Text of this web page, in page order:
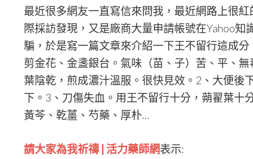
最近很多網友一直寫信來問我，最近網路上很
際採訪發現，又是廠商大量申請帳號在Yahoo
騙，於是寫一篇文章來介紹一下王不留行這成
剪金花、金盞銀台。氣味（苗、子）苦、平、
葉陰乾，煎成濃汁溫服。很快見效。2、大便後
下。3、刀傷失血。用王不留行十分，蒴翟葉十
黃芩、乾薑、芍藥、厚朴…
請大家為我祈禱 | 活力藥師網表示: